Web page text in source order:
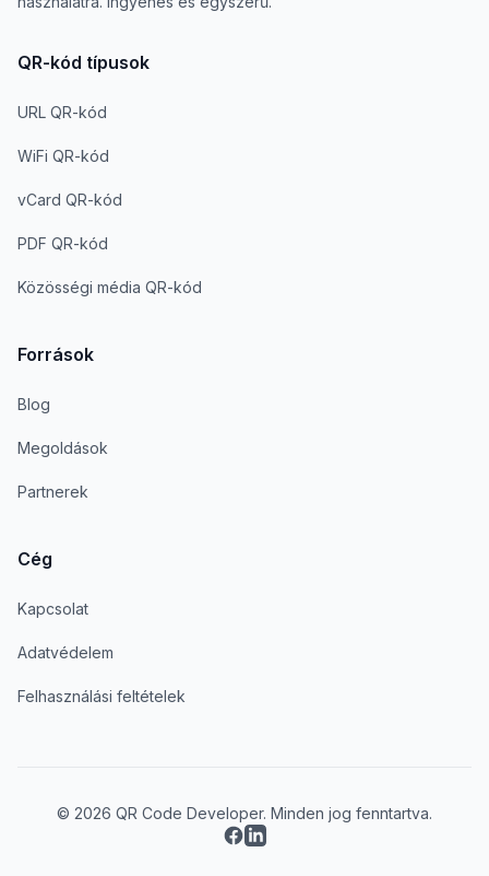
QR-kód típusok
URL QR-kód
WiFi QR-kód
vCard QR-kód
PDF QR-kód
Közösségi média QR-kód
Források
Blog
Megoldások
Partnerek
Cég
Kapcsolat
Adatvédelem
Felhasználási feltételek
© 2026 QR Code Developer. Minden jog fenntartva.